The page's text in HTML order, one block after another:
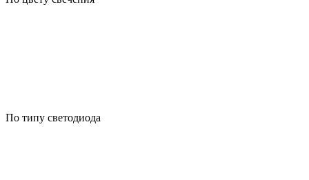
По типу светодиода